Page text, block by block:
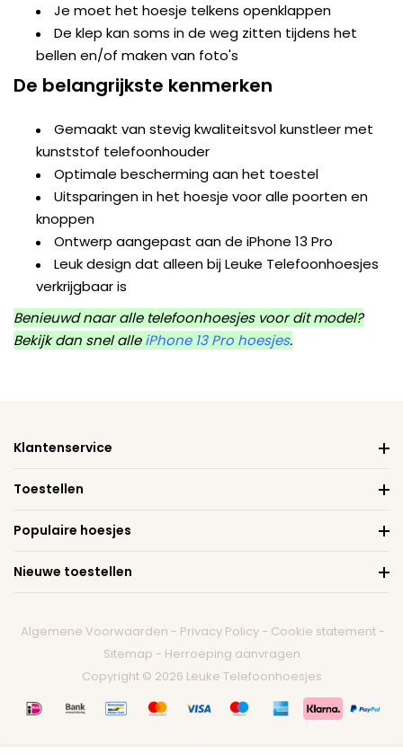
Je moet het hoesje telkens openklappen
De klep kan soms in de weg zitten tijdens het
bellen en/of maken van foto's
De belangrijkste kenmerken
Gemaakt van stevig kwaliteitsvol kunstleer met
kunststof telefoonhouder
Optimale bescherming aan het toestel
Uitsparingen in het hoesje voor alle poorten en
knoppen
Ontwerp aangepast aan de iPhone 13 Pro
Leuk design dat alleen bij Leuke Telefoonhoesjes
verkrijgbaar is
Benieuwd naar alle telefoonhoesjes voor dit model?
Bekijk dan snel alleiPhone 13 Pro hoesjes.
Klantenservice
Toestellen
Populaire hoesjes
Nieuwe toestellen
Algemene Voorwaarden - Privacy Policy - Cookie statement -
Sitemap - Herroeping aanvragen
Copyright © 2026 Leuke Telefoonhoesjes